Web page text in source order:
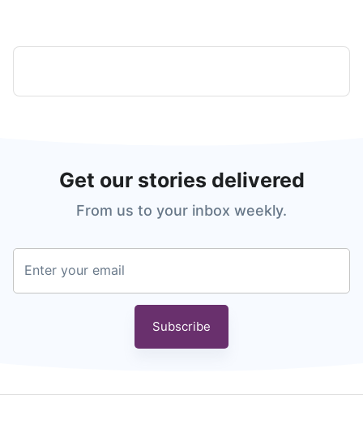
Get our stories delivered
From us to your inbox weekly.
Enter your email
Subscribe